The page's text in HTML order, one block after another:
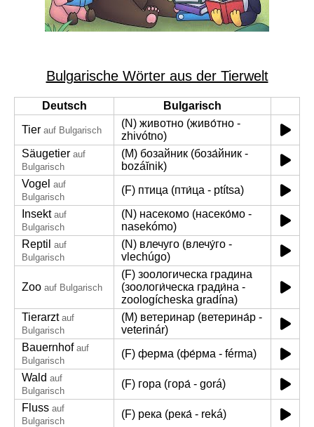
Bulgarische Wörter aus der Tierwelt
Deutsch
Bulgarisch
Tier auf Bulgarisch
(N) животно (живо́тно -
zhivótno)
Säugetier auf
Bulgarisch
(M) бозайник (боза́йник -
bozáĭnik)
Vogel auf
Bulgarisch
(F) птица (пти́ца - ptítsa)
Insekt auf
Bulgarisch
(N) насекомо (насеко́мо -
nasekómo)
Reptil auf
Bulgarisch
(N) влечуго (влечу́го -
vlechúgo)
Zoo auf Bulgarisch
(F) зоологическа градина
(зоологи́ческа гради́на -
zoologícheska gradína)
Tierarzt auf
Bulgarisch
(M) ветеринар (ветерина́р -
veterinár)
Bauernhof auf
Bulgarisch
(F) ферма (фе́рма - férma)
Wald auf
Bulgarisch
(F) гора (гора́ - gorá)
Fluss auf
Bulgarisch
(F) река (река́ - reká)